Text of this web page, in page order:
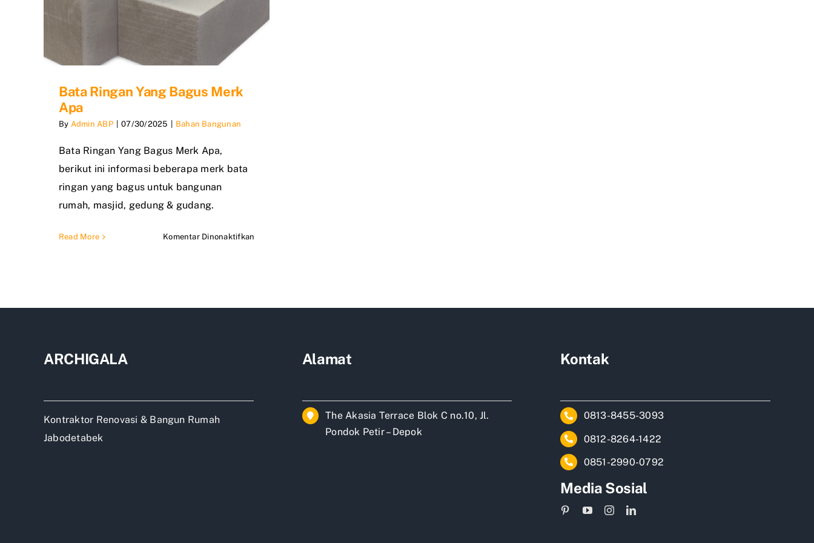
Bata Ringan Yang Bagus Merk
Apa
By Admin ABP 07/30/2025 Bahan Bangunan
Bata Ringan Yang Bagus Merk Apa,
berikut ini informasi beberapa merk bata
ringan yang bagus untuk bangunan
rumah, masjid, gedung & gudang.
Read More Komentar Dinonaktifkan
Merk
ARCHIGALA
Kontraktor Renovasi & Bangun Rumah
Jabodetabek
Alamat
The Akasia Terrace Blok C no.10, Jl.
Pondok Petir – Depok
Kontak
0813-8455-3093
0812-8264-1422
0851-2990-0792
Media Sosial